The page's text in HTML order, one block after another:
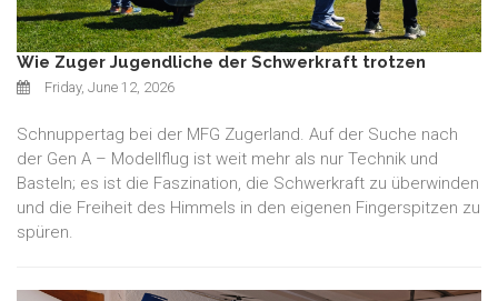
Wie Zuger Jugendliche der Schwerkraft trotzen
Friday, June 12, 2026
Schnuppertag bei der MFG Zugerland. Auf der Suche nach
der Gen A – Modellflug ist weit mehr als nur Technik und
Basteln; es ist die Faszination, die Schwerkraft zu überwinden
und die Freiheit des Himmels in den eigenen Fingerspitzen zu
spüren.